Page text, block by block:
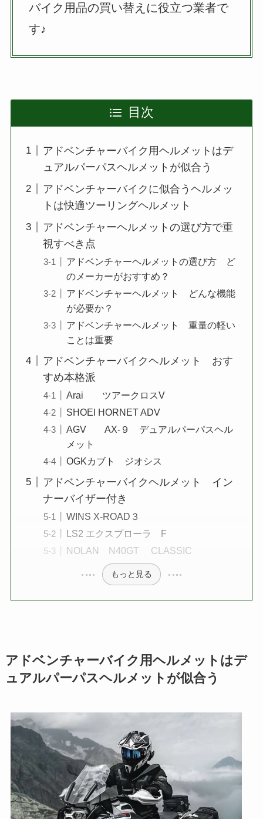
バイク用品の買い替えに役立つ業者で
す♪
目次
アドベンチャーバイク用ヘルメットはデ
ュアルパーパスヘルメットが似合う
アドベンチャーバイクに似合うヘルメッ
トは快適ツーリングヘルメット
アドベンチャーヘルメットの選び方で重
視すべき点
アドベンチャーヘルメットの選び方 ど
のメーカーがおすすめ？
アドベンチャーヘルメット どんな機能
が必要か？
アドベンチャーヘルメット 重量の軽い
ことは重要
アドベンチャーバイクヘルメット おす
すめ本格派
Arai ツアークロスV
SHOEI HORNET ADV
AGV AX-９ デュアルパーパスヘル
メット
OGKカブト ジオシス
アドベンチャーバイクヘルメット イン
ナーバイザー付き
WINS X-ROAD３
LS2 エクスプローラ F
NOLAN N40GT CLASSIC
もっと見る
アドベンチャーバイク用ヘルメットはデ
ュアルパーパスヘルメットが似合う